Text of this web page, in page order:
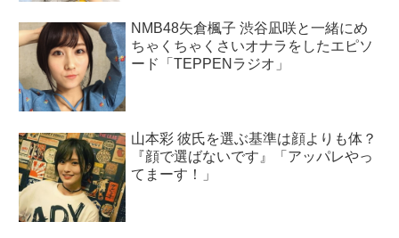
NMB48矢倉楓子 渋谷凪咲と一緒にめ
ちゃくちゃくさいオナラをしたエピソ
ード「TEPPENラジオ」
山本彩 彼氏を選ぶ基準は顔よりも体？
『顔で選ばないです』「アッパレやっ
てまーす！」